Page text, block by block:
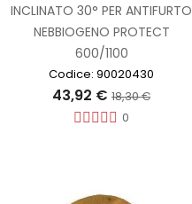
INCLINATO 30° PER ANTIFURTO
NEBBIOGENO PROTECT
600/1100
Codice: 90020430
43,92 € 18,30 €
0